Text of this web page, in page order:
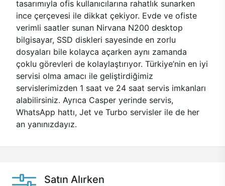
tasarımıyla ofis kullanıcılarına rahatlık sunarken
ince çerçevesi ile dikkat çekiyor. Evde ve ofiste
verimli saatler sunan Nirvana N200 desktop
bilgisayar, SSD diskleri sayesinde en zorlu
dosyaları bile kolayca açarken aynı zamanda
çoklu görevleri de kolaylaştırıyor. Türkiye’nin en iyi
servisi olma amacı ile geliştirdiğimiz
servislerimizden 1 saat ve 24 saat servis imkanları
alabilirsiniz. Ayrıca Casper yerinde servis,
WhatsApp hattı, Jet ve Turbo servisler ile de her
an yanınızdayız.
Satın Alırken